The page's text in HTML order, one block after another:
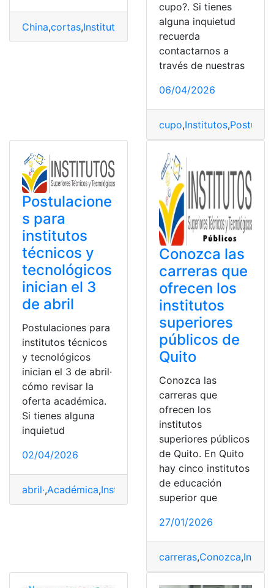
China,cortas,Institutos Laboral,Mercado,Universidades
cupo?. Si tienes
alguna inquietud
recuerda
contactarnos a
través de nuestras
06/04/2026
cupo,Institutos,
Postulacione
s para
institutos
técnicos y
tecnológicos
inician el 3
de abril
Postulaciones para
institutos técnicos
y tecnológicos
inician el 3 de abril·
cómo revisar la
oferta académica.
Si tienes alguna
inquietud
02/04/2026
abril·,Académica,Institutos Oferta,postulaciones
Conozca las
carreras que
ofrecen los
institutos
superiores
públicos de
Quito
Conozca las
carreras que
ofrecen los
institutos
superiores públicos
de Quito. En Quito
hay cinco institutos
de educación
superior que
27/01/2026
carreras,Conozca,